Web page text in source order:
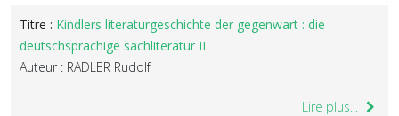
Titre : Kindlers literaturgeschichte der gegenwart : die
deutschsprachige sachliteratur II
Auteur : RADLER Rudolf
Lire plus...